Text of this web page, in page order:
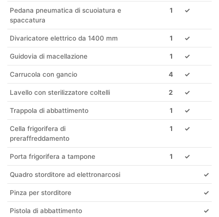
Pedana pneumatica di scuoiatura e
spaccatura
1 ✓
Divaricatore elettrico da 1400 mm 1 ✓
Guidovia di macellazione 1 ✓
Carrucola con gancio 4 ✓
Lavello con sterilizzatore coltelli 2 ✓
Trappola di abbattimento 1 ✓
Cella frigorifera di
preraffreddamento
1 ✓
Porta frigorifera a tampone 1 ✓
Quadro storditore ad elettronarcosi ✓
Pinza per storditore ✓
Pistola di abbattimento ✓